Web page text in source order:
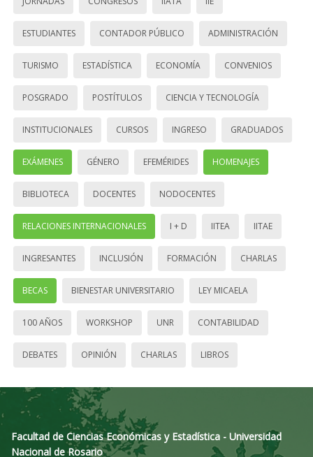
ESTUDIANTES CONTADOR PÚBLICO ADMINISTRACIÓN
TURISMO ESTADÍSTICA ECONOMÍA CONVENIOS
POSGRADO POSTÍTULOS CIENCIA Y TECNOLOGÍA
INSTITUCIONALES CURSOS INGRESO GRADUADOS
EXÁMENES GÉNERO EFEMÉRIDES HOMENAJES
BIBLIOTECA DOCENTES NODOCENTES
RELACIONES INTERNACIONALES I + D IITEA IITAE
INGRESANTES INCLUSIÓN FORMACIÓN CHARLAS
BECAS BIENESTAR UNIVERSITARIO LEY MICAELA
100 AÑOS WORKSHOP UNR CONTABILIDAD
DEBATES OPINIÓN CHARLAS LIBROS
Facultad de Ciencias Económicas y Estadística - Universidad
Nacional de Rosario